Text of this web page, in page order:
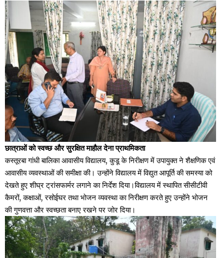
छात्राओं को स्वच्छ और सुरक्षित माहौल देना प्राथमिकता
कस्तूरबा गांधी बालिका आवासीय विद्यालय, कुडू के निरीक्षण में उपायुक्त ने शैक्षणिक एवं
आवासीय व्यवस्थाओं की समीक्षा की। उन्होंने विद्यालय में विद्युत आपूर्ति की समस्या को
देखते हुए शीघ्र ट्रांसफार्मर लगाने का निर्देश दिया।विद्यालय में स्थापित सीसीटीवी
कैमरों, कक्षाओं, रसोईघर तथा भोजन व्यवस्था का निरीक्षण करते हुए उन्होंने भोजन
की गुणवत्ता और स्वच्छता बनाए रखने पर जोर दिया।